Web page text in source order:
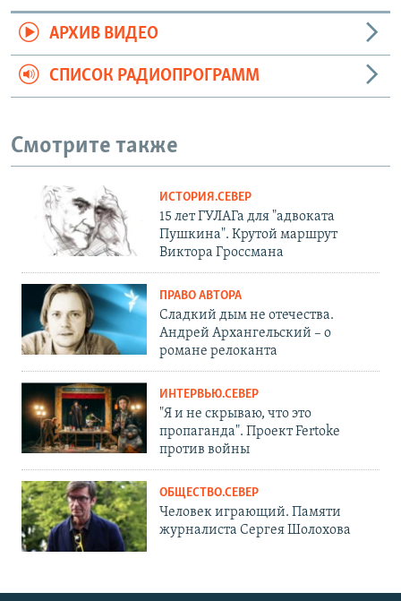
АРХИВ ВИДЕО
СПИСОК РАДИОПРОГРАММ
Смотрите также
ИСТОРИЯ.СЕВЕР
15 лет ГУЛАГа для "адвоката
Пушкина". Крутой маршрут
Виктора Гроссмана
ПРАВО АВТОРА
Сладкий дым не отечества.
Андрей Архангельский – о
романе релоканта
ИНТЕРВЬЮ.СЕВЕР
"Я и не скрываю, что это
пропаганда". Проект Fertoke
против войны
ОБЩЕСТВО.СЕВЕР
Человек играющий. Памяти
журналиста Сергея Шолохова